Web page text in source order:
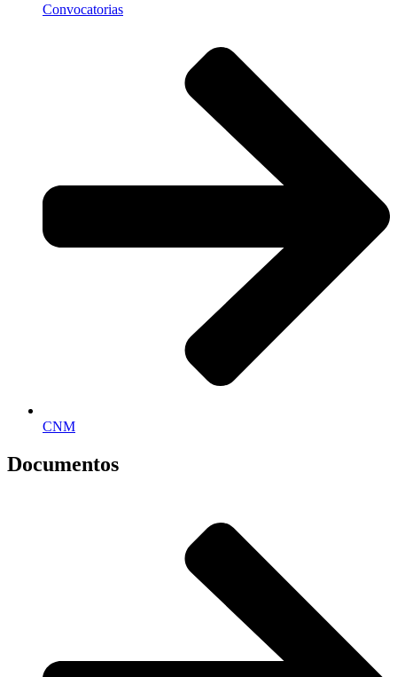
Convocatorias
CNM
Documentos